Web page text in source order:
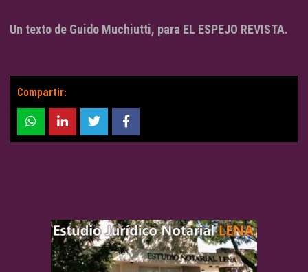
Un texto de Guido Muchiutti, para EL ESPEJO REVISTA.
Compartir: